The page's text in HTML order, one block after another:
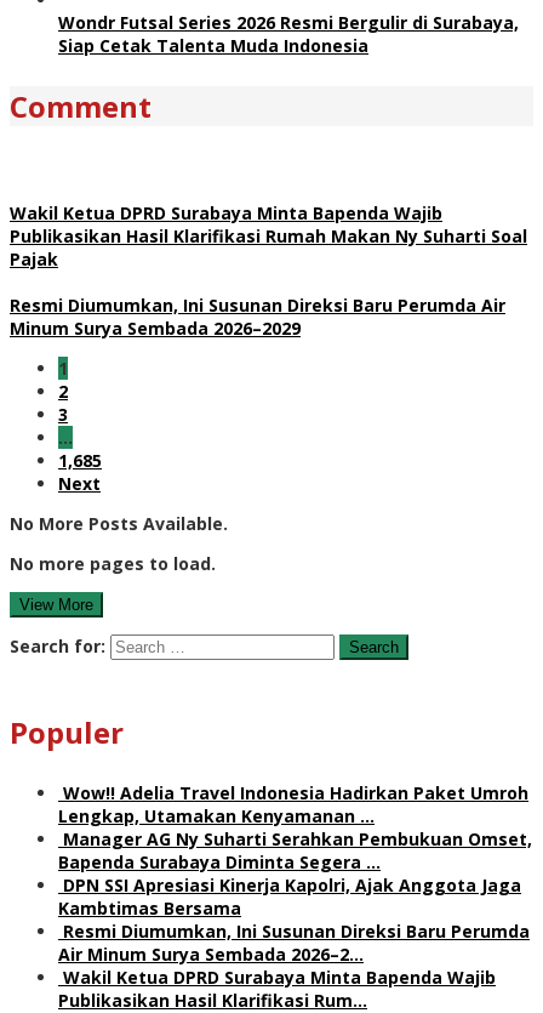
Wondr Futsal Series 2026 Resmi Bergulir di Surabaya,
Siap Cetak Talenta Muda Indonesia
Comment
Wakil Ketua DPRD Surabaya Minta Bapenda Wajib
Publikasikan Hasil Klarifikasi Rumah Makan Ny Suharti Soal
Pajak
Resmi Diumumkan, Ini Susunan Direksi Baru Perumda Air
Minum Surya Sembada 2026–2029
1
2
3
…
1,685
Next
No More Posts Available.
No more pages to load.
View More
Search for:
Populer
Wow!! Adelia Travel Indonesia Hadirkan Paket Umroh
Lengkap, Utamakan Kenyamanan …
Manager AG Ny Suharti Serahkan Pembukuan Omset,
Bapenda Surabaya Diminta Segera …
DPN SSI Apresiasi Kinerja Kapolri, Ajak Anggota Jaga
Kambtimas Bersama
Resmi Diumumkan, Ini Susunan Direksi Baru Perumda
Air Minum Surya Sembada 2026–2…
Wakil Ketua DPRD Surabaya Minta Bapenda Wajib
Publikasikan Hasil Klarifikasi Rum…